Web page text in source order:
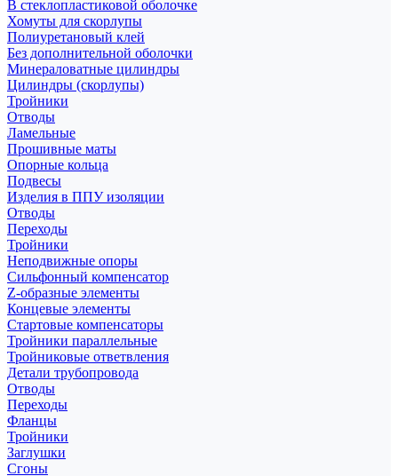
В стеклопластиковой оболочке
Хомуты для скорлупы
Полиуретановый клей
Без дополнительной оболочки
Минераловатные цилиндры
Цилиндры (скорлупы)
Тройники
Отводы
Ламельные
Прошивные маты
Опорные кольца
Подвесы
Изделия в ППУ изоляции
Отводы
Переходы
Тройники
Неподвижные опоры
Cильфонный компенсатор
Z-образные элементы
Концевые элементы
Стартовые компенсаторы
Тройники параллельные
Тройниковые ответвления
Детали трубопровода
Отводы
Переходы
Фланцы
Тройники
Заглушки
Сгоны